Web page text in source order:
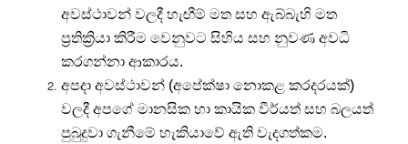
අවස්ථාවන් වලදී හැඟීම් මත සහ ඇබ්බැහි මත
ප්‍රතික්‍රියා කිරීම වෙනුවට සිහිය සහ නුවණ අවධි
කරගන්නා ආකාරය.
අපදා අවස්ථාවන් (අපේක්ෂා නොකළ කරදරයක්)
වලදී අපගේ මානසික හා කායික වීර්යත් සහ බලයත්
පුබුදුවා ගැනීමේ හැකියාවේ ඇති වැදගත්කම.